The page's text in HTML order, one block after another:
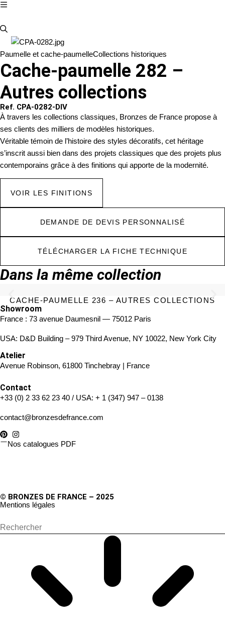
Paumelle et cache-paumelleCollections historiques
Cache-paumelle 282 –
Autres collections
Ref. CPA-0282-DIV
À travers les collections classiques, Bronzes de France propose à
ses clients des milliers de modèles historiques.
Véritable témoin de l’histoire des styles décoratifs, cet héritage
s’inscrit aussi bien dans des projets classiques que des projets plus
contemporains grâce à des finitions qui apporte de la modernité.
VOIR LES FINITIONS
DEMANDE DE DEVIS PERSONNALISÉ
TÉLÉCHARGER LA FICHE TECHNIQUE
Dans la même collection
CACHE-PAUMELLE 236 – AUTRES COLLECTIONS
Showroom
France : 73 avenue Daumesnil — 75012 Paris
USA: D&D Building – 979 Third Avenue, NY 10022, New York City
Atelier
Avenue Robinson, 61800 Tinchebray | France
Contact
+33 (0) 2 33 62 23 40 / USA: + 1 (347) 947 – 0138
contact@bronzesdefrance.com
Nos catalogues PDF
© BRONZES DE FRANCE – 2025
Mentions légales